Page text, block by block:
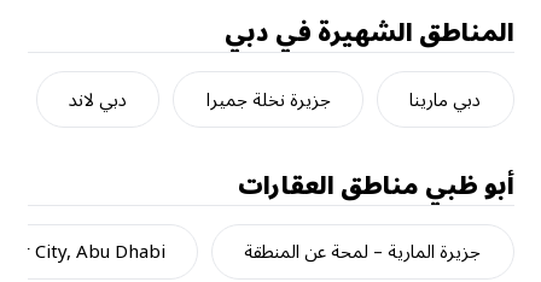
المناطق الشهيرة في دبي
دبي مارينا جزيرة نخلة جميرا دبي لاند
أبو ظبيمناطق العقارات
جزيرة المارية – لمحة عن المنطقة City, Abu Dhabi